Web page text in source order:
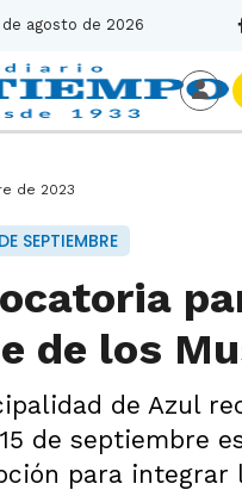
de agosto de 2026
de 2023
SEPTIEMBRE
de los
de Azul
de septiembre
para integrar